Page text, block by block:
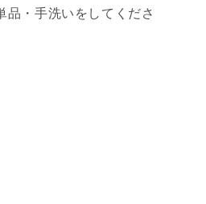
品・手洗いをしてくださ